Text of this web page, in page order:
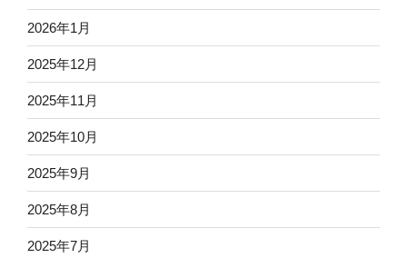
2026年1月
2025年12月
2025年11月
2025年10月
2025年9月
2025年8月
2025年7月